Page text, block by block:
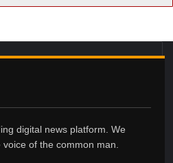
digital news platform. We
of the common man.